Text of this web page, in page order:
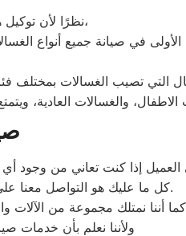
نظرًا لأن توكيل هوفر يدرك جيدًا ما يحتاجه العملاء بمحافظة شبين الكوم،
والغسالات العادية،
إذا كنت تعاني من وجود
كل ما عليك هو التواصل معنا على شركة صيانة غسالات اطباق هوفر وكيل معتمد لأجهزة هوفر في مصر.
كما أننا نمتلك مجموعة من
ولأننا نعلم بأن خدمات